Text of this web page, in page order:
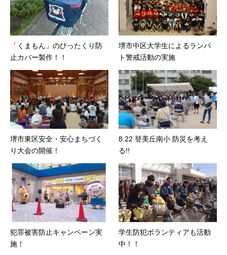
「くまもん」のひったくり防
止カバー製作！！
堺市中区大学生によるランパ
ト警戒活動の実施
堺市東区安全・安心まちづく
り大会の開催！
8.22 登美丘南小 防災を考え
る!!
犯罪被害防止キャンペーン実
施！
学生防犯ボランティアも活動
中！！